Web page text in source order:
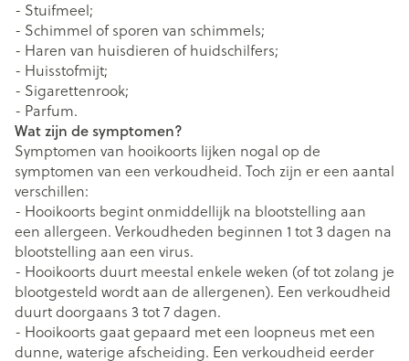
- Stuifmeel;
- Schimmel of sporen van schimmels;
- Haren van huisdieren of huidschilfers;
- Huisstofmijt;
- Sigarettenrook;
- Parfum.
Wat zijn de symptomen?
Symptomen van hooikoorts lijken nogal op de
symptomen van een verkoudheid. Toch zijn er een aantal
verschillen:
- Hooikoorts begint onmiddellijk na blootstelling aan
een allergeen. Verkoudheden beginnen 1 tot 3 dagen na
blootstelling aan een virus.
- Hooikoorts duurt meestal enkele weken (of tot zolang je
blootgesteld wordt aan de allergenen). Een verkoudheid
duurt doorgaans 3 tot 7 dagen.
- Hooikoorts gaat gepaard met een loopneus met een
dunne, waterige afscheiding. Een verkoudheid eerder